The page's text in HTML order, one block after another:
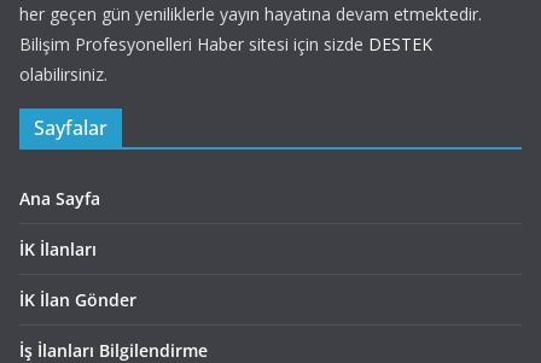
her geçen gün yeniliklerle yayın hayatına devam etmektedir.
Bilişim Profesyonelleri Haber sitesi için sizde DESTEK
olabilirsiniz.
Sayfalar
Ana Sayfa
İK İlanları
İK İlan Gönder
İş İlanları Bilgilendirme